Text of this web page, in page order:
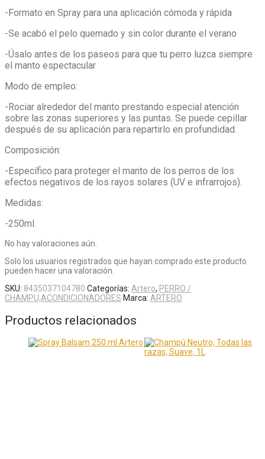
-Formato en Spray para una aplicación cómoda y rápida
-Se acabó el pelo quemado y sin color durante el verano
-Úsalo antes de los paseos para que tu perro luzca siempre
el manto espectacular
Modo de empleo:
-Rociar alrededor del manto prestando especial atención
sobre las zonas superiores y las puntas. Se puede cepillar
después de su aplicación para repartirlo en profundidad.
Composición:
-Específico para proteger el manto de los perros de los
efectos negativos de los rayos solares (UV e infrarrojos).
Medidas:
-250ml.
No hay valoraciones aún.
Solo los usuarios registrados que hayan comprado este producto
pueden hacer una valoración.
SKU: 8435037104780 Categorías: Artero, PERRO /
CHAMPU,ACONDICIONADORES Marca: ARTERO
Productos relacionados